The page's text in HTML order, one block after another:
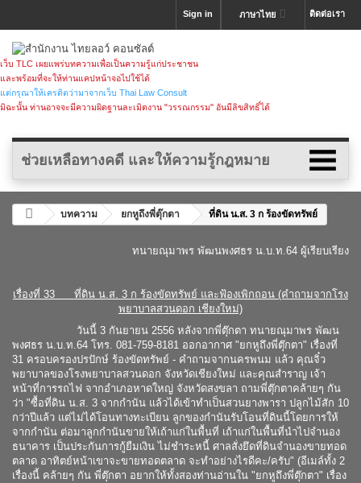
ติดต่อเรา
ภาษาไทย
Sign in
เว็บ TLC เผยแพร่บทความเพื่อเป็นความรู้แก่ประชาชน
และพร้อมที่จะให้ท่านแคปหน้าจอไปใช้ได้
แต่กรุณาให้เครดิตว่ามาจากเว็บ Thai Law Consult
มิฉะนั้น ท่านอาจจะมีความผิดฐานละเมิดงาน "วรรณกรรม" อันมีลิขสิทธิ์ได้
ช่วยเหลือทางคดี และให้ความรู้กฎหมาย
บทความ ยกหูถึงพี่ตุ๊กตา ที่ดิน น.ส. 3 ก ร้องขัดทรัพย์
ทนายณุมาพร พัฒนพงศธร น.บ.ท.64 ผู้เรียบเรียง
เรื่องที่ 33 ที่ดิน น.ส. 3 ก ร้องขัดทรัพย์ และฟ้องเพิกถอน (คำถามจากโรง
พยาบาลสวนดอก เชียงใหม่)
วันนี้ 3 กันยายน 2556 หลังจากพี่ตุ๊กตา ทนายณุมาพร พัฒน
พงศธร น.บ.ท.64 โทร. 081-759-8181 ออกอากาศ "ยกหูถึงพี่ตุ๊กตา" เรื่องที่
31 ครอบครองปรปักษ์ ร้องขัดทรัพย์ - คำถามจากนครพนม แล้ว คุณจิ๋ว
พยาบาลของโรงพยาบาลสวนดอก จังหวัดเชียงใหม่ และคุณสำราญ เจ้า
หน้าที่การรถไฟ จากอำเภอหาดใหญ่ จังหวัดสงขลา ถามพี่ตุ๊กตาคล้ายๆ กัน
ว่า "ซื้อที่ดิน น.ส. 3 จากกำนัน แล้วได้เข้าทำเป็นสวนยางพารา ปลูกไม้สัก 10
กว่าปีแล้ว แต่ไม่ได้โอนทางทะเบียน ลูกของกำนันรับโอนที่ดินนี้โดยการให้
จากกำนัน ต่อมาลูกกำนันขายให้เถ้าแก่ในพื้นที่ เถ้าแก่ในพื้นที่นำไปจำนอง
ธนาคาร เป็นประกันการกู้ยืมเงิน ไม่ชำระหนี้ ศาลสั่งยึดที่ดินจำนองขายทอด
ตลาด อาทิตย์หน้าเขาจะขายทอดตลาด จะทำอย่างไรดีคะ/ครับ" (อีเมล์ทั้ง 2
เรื่องนี้ คล้ายๆ กัน พี่ตุ๊กตา อยากให้ทั้งสองท่านอ่านใน "ยกหูถึงพี่ตุ๊กตา" เรื่อง